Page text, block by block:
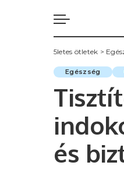
5letes ötletek >
Egészség
és